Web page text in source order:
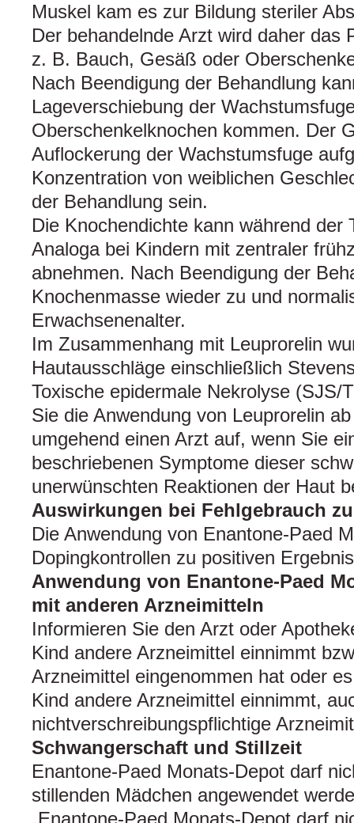
Muskel kam es zur Bildung steriler
Der behandelnde Arzt wird daher das
z. B. Bauch, Gesäß oder
Nach Beendigung der Behandlung
Lageverschiebung der
Oberschenkelknochen kommen. Der
Auflockerung der Wachstumsfuge
Konzentration von weiblichen
der Behandlung sein.
Die Knochendichte kann während der
Analoga bei Kindern mit zentraler
abnehmen. Nach Beendigung der
Knochenmasse wieder zu und
Erwachsenenalter.
Im Zusammenhang mit Leuprorelin
Hautausschläge einschließlich
Toxische epidermale Nekrolyse (SJS/
Sie die Anwendung von Leuprorelin
umgehend einen Arzt auf, wenn Sie
beschriebenen Symptome dieser
unerwünschten Reaktionen der Haut
Auswirkungen bei Fehlgebrauch
Die Anwendung von Enantone-Paed
Dopingkontrollen zu positiven
Anwendung von Enantone-Paed
mit anderen Arzneimitteln
Informieren Sie den Arzt oder
Kind andere Arzneimittel einnimmt
Arzneimittel eingenommen hat oder
Kind andere Arzneimittel einnimmt,
nichtverschreibungspflichtige
Schwangerschaft und Stillzeit
Enantone-Paed Monats-Depot darf
stillenden Mädchen angewendet
„Enantone-Paed Monats-Depot darf